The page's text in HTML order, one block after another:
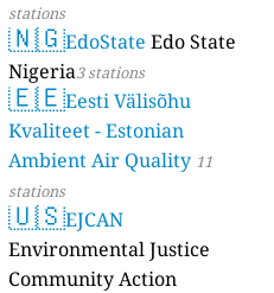
stations
🇳🇬EdoState Edo State
Nigeria3 stations
🇪🇪Eesti Välisõhu
Kvaliteet - Estonian
Ambient Air Quality 11
stations
🇺🇸EJCAN
Environmental Justice
Community Action